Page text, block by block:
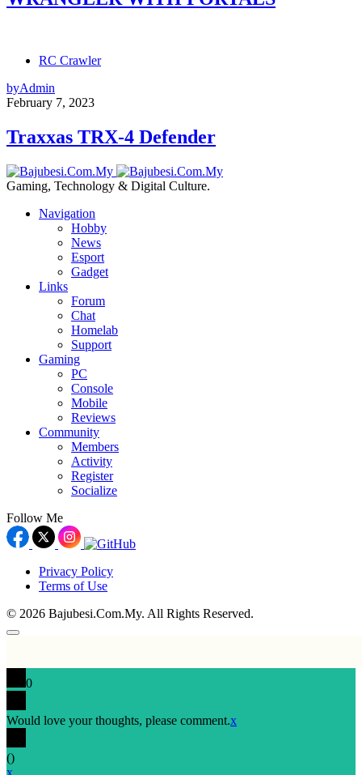
RC Crawler
byAdmin
February 7, 2023
Traxxas TRX-4 Defender
Gaming, Technology & Digital Culture.
Navigation
Hobby
News
Esport
Gadget
Links
Forum
Chat
Homelab
Support
Gaming
PC
Console
Mobile
Reviews
Community
Members
Activity
Register
Socialize
Follow Me
Privacy Policy
Terms of Use
© 2026 Bajubesi.Com.My. All Rights Reserved.
0
Would love your thoughts, please comment.x
()
x